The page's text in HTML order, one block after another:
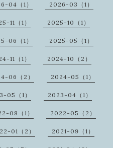
04（1） 2026-03（1）
11（1） 2025-10（1）
06（1） 2025-05（1）
11（1） 2024-10（2）
06（2） 2024-05（1）
05（1） 2023-04（1）
08（1） 2022-05（2）
01（2） 2021-09（1）